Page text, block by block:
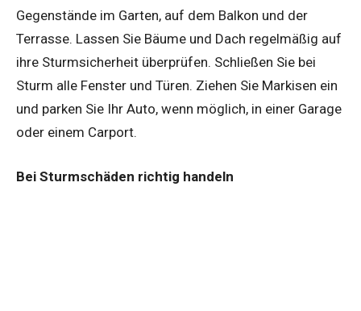
Gegenstände im Garten, auf dem Balkon und der
Terrasse. Lassen Sie Bäume und Dach regelmäßig auf
ihre Sturmsicherheit überprüfen. Schließen Sie bei
Sturm alle Fenster und Türen. Ziehen Sie Markisen ein
und parken Sie Ihr Auto, wenn möglich, in einer Garage
oder einem Carport.
Bei Sturmschäden richtig handeln